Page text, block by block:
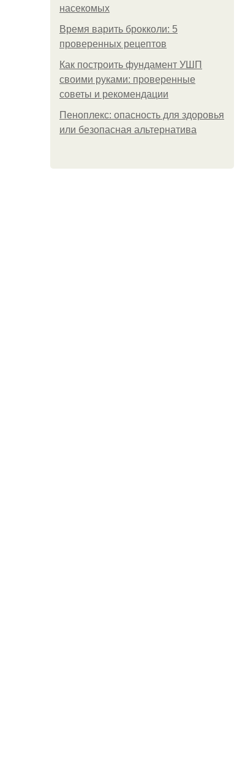
насекомых
Время варить брокколи: 5
проверенных рецептов
Как построить фундамент УШП
своими руками: проверенные
советы и рекомендации
Пеноплекс: опасность для здоровья
или безопасная альтернатива